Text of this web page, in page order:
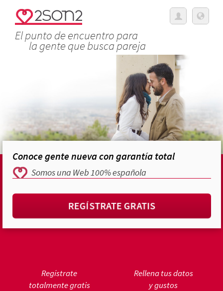
El punto de encuentro para
la gente que busca pareja
Conoce gente nueva con garantía total
Somos una Web 100% española
REGÍSTRATE GRATIS
Regístrate
totalmente gratis
Rellena tus datos
y gustos